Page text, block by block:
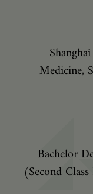
-
Medicine,
- Bachelor
(Second